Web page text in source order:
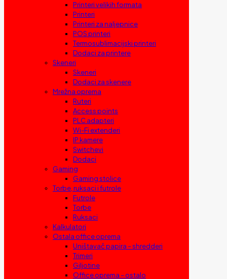
Printeri velikih formata
Printeri
Printeri za naljepnice
POS printeri
Termosublimacijski printeri
Dodaci za printere
Skeneri
Skeneri
Dodaci za skenere
Mrežna oprema
Ruteri
Access points
PLC adapteri
Wi-Fi extenderi
IP kamere
Switchevi
Dodaci
Gaming
Gaming stolice
Torbe, ruksaci i futrole
Futrole
Torbe
Ruksaci
Kalkulatori
Ostala office oprema
Uništavač papira – shredderi
Trimeri
Giljotine
Office oprema – ostalo